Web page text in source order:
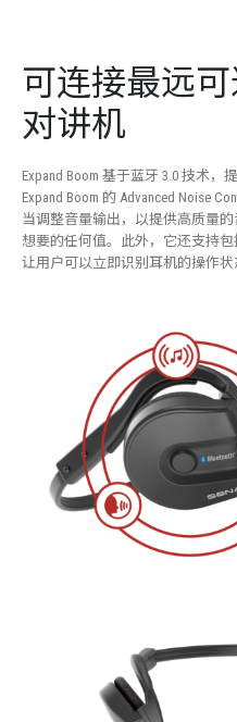
可连接最远
对讲机
Expand Boom 基于蓝牙 3.0 技术，
Expand Boom 的 Advanced Noise
当调整音量输出，以提供高质量
想要的任何值。此外，它还支持
让用户可以立即识别耳机的操作状